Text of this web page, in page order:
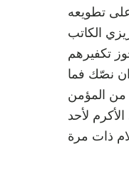
تطويعه
الكاتب
تكفيرهم
نصّك فما
المؤمن
لأحد
ذات مرة